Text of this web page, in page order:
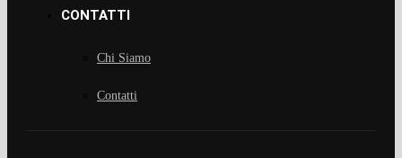
CONTATTI
Chi Siamo
Contatti